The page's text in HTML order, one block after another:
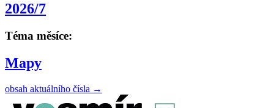
2026/7
Téma měsíce:
Mapy
obsah aktuálního čísla →